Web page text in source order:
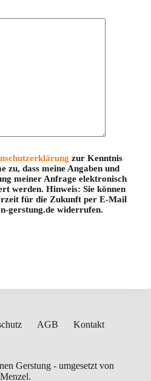
zur Kenntnis
zu, dass meine Angaben und
meiner Anfrage elektronisch
werden. Hinweis: Sie können
für die Zukunft per E-Mail
gerstung.de widerrufen.
AGB Kontakt
Gerstung - umgesetzt von
.